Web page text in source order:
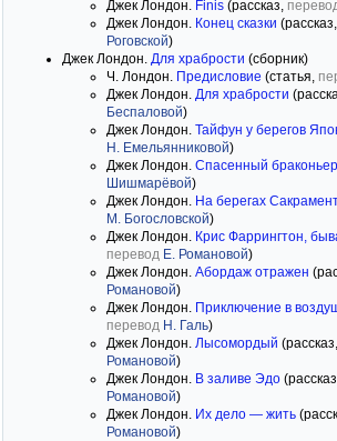
Джек Лондон. Finis (рассказ,
Джек Лондон. Конец сказки (рассказ,
Роговской)
Джек Лондон. Для храбрости (сборник)
Ч. Лондон. Предисловие (статья,
Джек Лондон. Для храбрости
Беспаловой)
Джек Лондон. Тайфун у берегов
Н. Емельянниковой)
Джек Лондон. Спасенный браконьер
Шишмарёвой)
Джек Лондон. На берегах
М. Богословской)
Джек Лондон. Крис Фаррингтон,
перевод Е. Романовой)
Джек Лондон. Абордаж отражен
Романовой)
Джек Лондон. Приключение в
перевод Н. Галь)
Джек Лондон. Лысомордый (рассказ,
Романовой)
Джек Лондон. В заливе Эдо (рассказ,
Романовой)
Джек Лондон. Их дело — жить
Романовой)